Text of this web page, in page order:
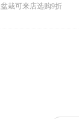
栽可来店选购9折